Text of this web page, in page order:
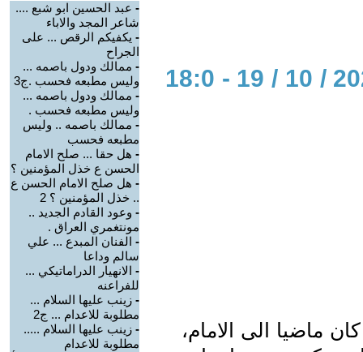
الحوار المتمدن-العدد: 7052 - 2021 / 10 / 19 - 18:0
ماضيا الى الامام،
- عبد الحسين ابو شبع ....
شاعر المجد والاباء
- يكفيكم الرقص ... على
الجراح
- ممالك ودول باصمه ...
وليس مطبعه فحسب .ج3
- ممالك ودول باصمه ...
وليس مطبعه فحسب .
- ممالك باصمه .. وليس
مطبعه فحسب
- هل حقا ... صلح الامام
الحسن ع خذل المؤمنين ؟
- هل صلح الامام الحسن ع
.. خذل المؤمنين ؟ 2
- وعود القادم الجديد ..
مونتغمري العراق .
- الفنان المبدع ... علي
سالم وداعا
- الانهيار الدراماتيكي ...
للفراعنه
- زينب عليها السلام ...
مطلوبة للاعدام ... ج2
- زينب عليها السلام .....
مطلوبة للاعدام